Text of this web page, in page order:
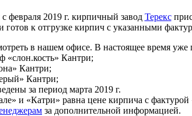
февраля 2019 г. кирпичный завод Терекс
готов к отгрузке кирпич с указанными
в нашем офисе. В настоящее время
Кантри;
Кантри;
Кантри;
за период марта 2019 г.
и «Катри» равна цене кирпича с фактурой
за дополнительной информацией.